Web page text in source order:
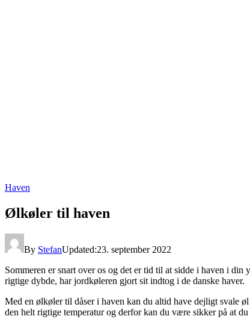
Haven
Ølkøler til haven
By StefanUpdated:23. september 2022
Sommeren er snart over os og det er tid til at sidde i haven i
rigtige dybde, har jordkøleren gjort sit indtog i de danske haver.
Med en ølkøler til dåser i haven kan du altid have dejligt svale
den helt rigtige temperatur og derfor kan du være sikker på at